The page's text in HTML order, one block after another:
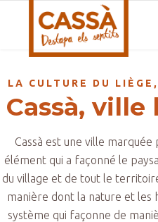
LA CULTURE DU
Cassà,
Cassà est une ville
élément qui a façonné le
du village et de tout le
manière dont la nature et les
système qui façonne de